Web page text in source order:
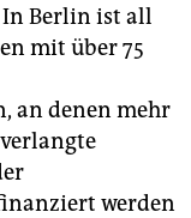
Berlin ist all
mit über 75
an denen mehr
werden